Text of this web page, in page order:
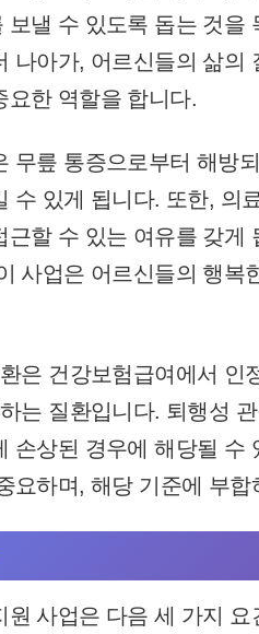
낼 수 있도록 돕는 것을
나아가, 어르신들의 삶의
요한 역할을 합니다.
무릎 통증으로부터 해방
수 있게 됩니다. 또한, 의
할 수 있는 여유를 갖게
사업은 어르신들의 행복
은 건강보험급여에서 인
는 질환입니다. 퇴행성
손상된 경우에 해당될 수
요하며, 해당 기준에 부
원 사업은 다음 세 가지